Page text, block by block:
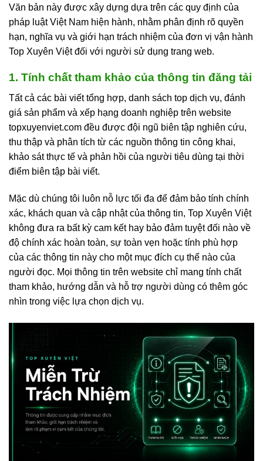
Văn bản này được xây dựng dựa trên các quy định của
pháp luật Việt Nam hiện hành, nhằm phân định rõ quyền
hạn, nghĩa vụ và giới hạn trách nhiệm của đơn vị vận hành
Top Xuyên Việt đối với người sử dụng trang web.
1. Tính chất tham khảo của thông tin đăng tải
Tất cả các bài viết tổng hợp, danh sách top dịch vụ, đánh
giá sản phẩm và xếp hạng doanh nghiệp trên website
topxuyenviet.com đều được đội ngũ biên tập nghiên cứu,
thu thập và phân tích từ các nguồn thông tin công khai,
khảo sát thực tế và phản hồi của người tiêu dùng tại thời
điểm biên tập bài viết.
Mặc dù chúng tôi luôn nỗ lực tối đa để đảm bảo tính chính
xác, khách quan và cập nhật của thông tin, Top Xuyên Việt
không đưa ra bất kỳ cam kết hay bảo đảm tuyệt đối nào về
độ chính xác hoàn toàn, sự toàn vẹn hoặc tính phù hợp
của các thông tin này cho một mục đích cụ thể nào của
người đọc. Mọi thông tin trên website chỉ mang tính chất
tham khảo, hướng dẫn và hỗ trợ người dùng có thêm góc
nhìn trong việc lựa chọn dịch vụ.